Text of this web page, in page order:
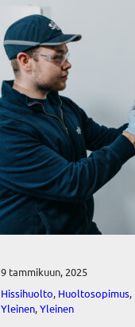
9 tammikuun, 2025
Hissihuolto, Huoltosopimus,
Yleinen, Yleinen